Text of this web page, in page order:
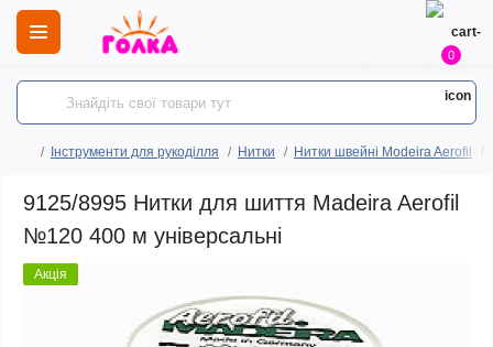
0
Інструменти для рукоділля Нитки Нитки швейні Modeira Aerofil
9125/8995 Нитки для шиття Madeira Aerofil
№120 400 м універсальні
Акція